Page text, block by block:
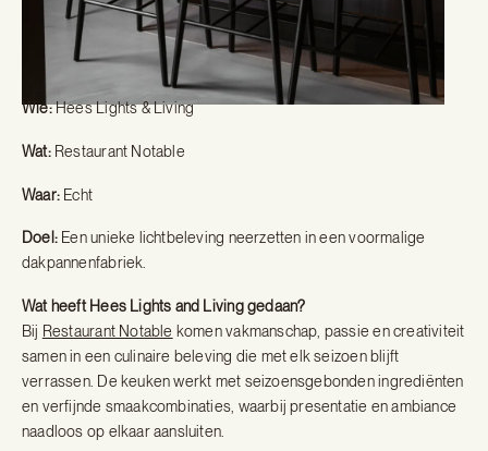
Wie:Hees Lights & Living
Wat:Restaurant Notable
Waar: Echt
Doel: Een unieke lichtbeleving neerzetten in een voormalige
dakpannenfabriek.
Wat heeft Hees Lights and Living gedaan?
Bij Restaurant Notable komen vakmanschap, passie en creativiteit
samen in een culinaire beleving die met elk seizoen blijft
verrassen. De keuken werkt met seizoensgebonden ingrediënten
en verfijnde smaakcombinaties, waarbij presentatie en ambiance
naadloos op elkaar aansluiten.